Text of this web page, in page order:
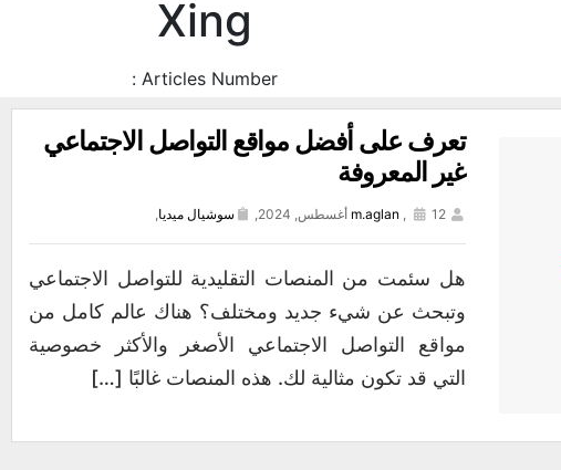
Xing
Articles Number :
تعرف على أفضل مواقع التواصل الاجتماعي
غير المعروفة
m.aglan , 12 أغسطس, 2024, سوشيال ميديا,
هل سئمت من المنصات التقليدية للتواصل الاجتماعي
وتبحث عن شيء جديد ومختلف؟ هناك عالم كامل من
مواقع التواصل الاجتماعي الأصغر والأكثر خصوصية
التي قد تكون مثالية لك. هذه المنصات غالبًا […]